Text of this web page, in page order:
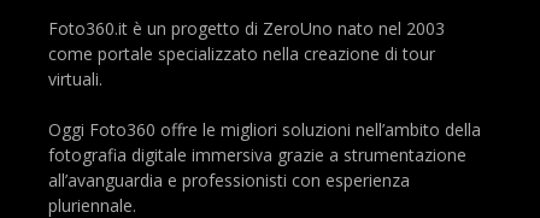
Foto360.it è un progetto di ZeroUno nato nel 2003
come portale specializzato nella creazione di tour
virtuali.
Oggi Foto360 offre le migliori soluzioni nell’ambito della
fotografia digitale immersiva grazie a strumentazione
all’avanguardia e professionisti con esperienza
pluriennale.